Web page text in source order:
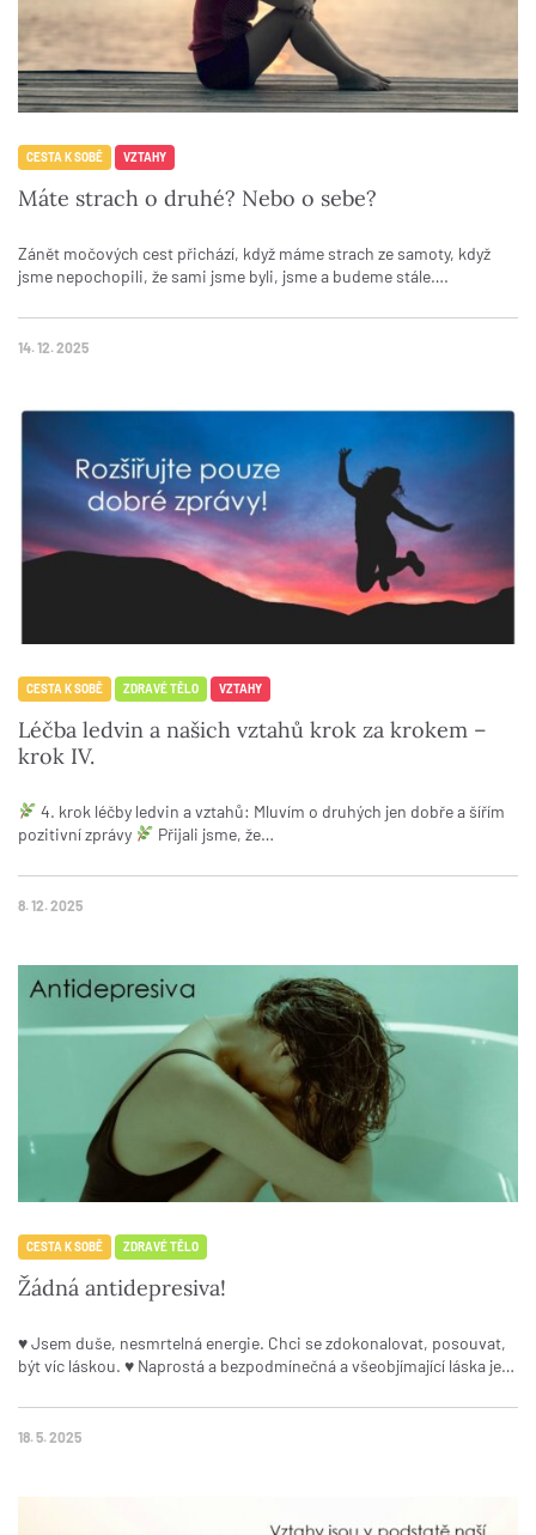
CESTA K SOBĚ VZTAHY
Máte strach o druhé? Nebo o sebe?
Zánět močových cest přichází, když máme strach ze samoty, když
jsme nepochopili, že sami jsme byli, jsme a budeme stále….
14. 12. 2025
CESTA K SOBĚ ZDRAVÉ TĚLO VZTAHY
Léčba ledvin a našich vztahů krok za krokem –
krok IV.
4. krok léčby ledvin a vztahů: Mluvím o druhých jen dobře a šířím
pozitivní zprávy
Přijali jsme, že…
8. 12. 2025
CESTA K SOBĚ ZDRAVÉ TĚLO
Žádná antidepresiva!
♥ Jsem duše, nesmrtelná energie. Chci se zdokonalovat, posouvat,
být víc láskou. ♥ Naprostá a bezpodmínečná a všeobjímající láska je…
18. 5. 2025